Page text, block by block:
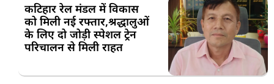
कटिहार रेल मंडल में विकास
को मिली नई रफ्तार,श्रद्धालुओं
के लिए दो जोड़ी स्पेशल ट्रेन
परिचालन से मिली राहत